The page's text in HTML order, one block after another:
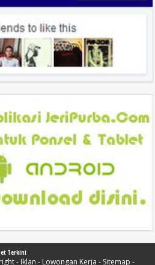
Terkini
- Iklan - Lowongan Kerja - Sitemap -